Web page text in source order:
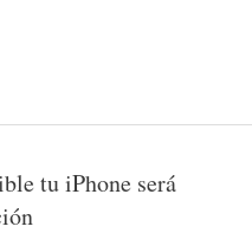
tu iPhone será